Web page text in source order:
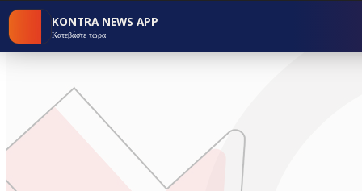
KONTRA NEWS APP
Κατεβάστε τώρα